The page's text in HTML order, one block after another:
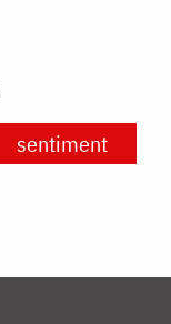
sentiment